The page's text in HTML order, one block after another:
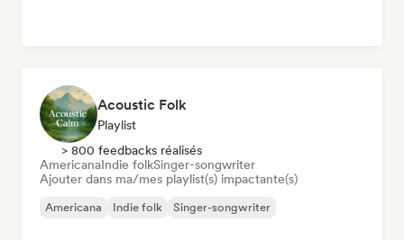
Acoustic Folk
Playlist
> 800 feedbacks réalisés
AmericanaIndie folkSinger-songwriter
Ajouter dans ma/mes playlist(s) impactante(s)
Americana Indie folk Singer-songwriter